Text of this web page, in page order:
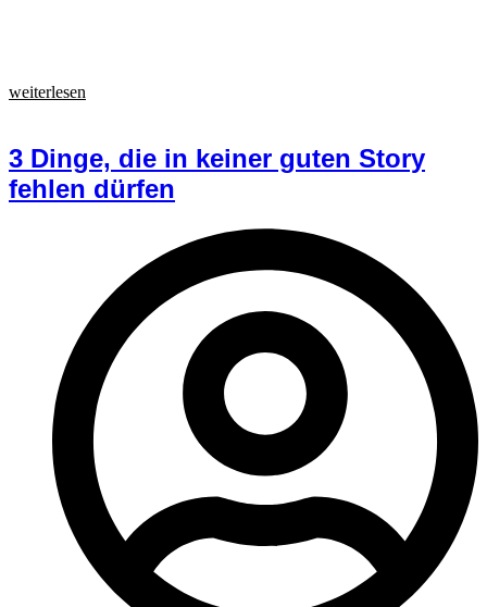
weiterlesen
3 Dinge, die in keiner guten Story
fehlen dürfen